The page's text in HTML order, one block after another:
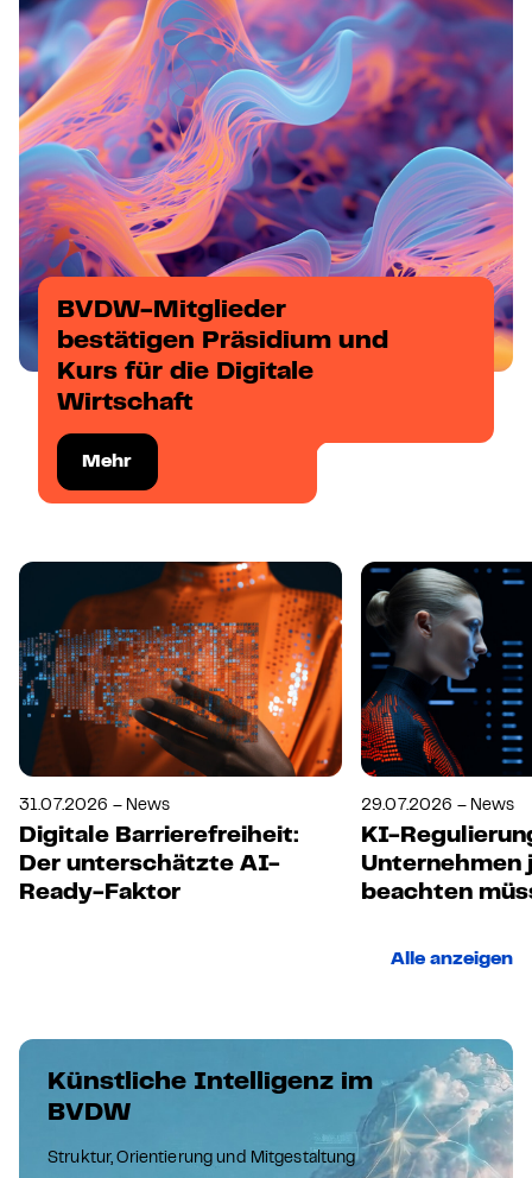
BVDW-Mitglieder
bestätigen Präsidium und
Kurs für die Digitale
Wirtschaft
Mehr
31.07.2026 – News
Digitale Barrierefreiheit:
Der unterschätzte AI-
Ready-Faktor
29.07.2026 – News
KI-
Unternehmen
beachten
Alle anzeigen
Künstliche Intelligenz im
BVDW
Struktur, Orientierung und Mitgestaltung